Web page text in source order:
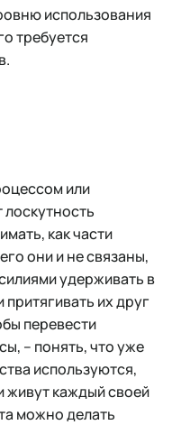
использования
требуется
или
как части
они и не связаны,
удерживать в
их друг
перевести
– понять, что уже
используются,
живут каждый своей
можно делать